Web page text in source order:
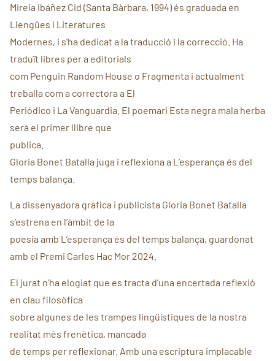
Mireia Ibáñez Cid (Santa Bàrbara, 1994) és graduada en
Llengües i Literatures
Modernes, i s’ha dedicat a la traducció i la correcció. Ha
traduït libres per a editorials
com Penguin Random House o Fragmenta i actualment
treballa com a correctora a El
Periódico i La Vanguardia. El poemari Esta negra mala herba
serà el primer llibre que
publica.
Gloria Bonet Batalla juga i reflexiona a L’esperança és del
temps balança.
La dissenyadora gràfica i publicista Gloria Bonet Batalla
s’estrena en l’àmbit de la
poesia amb L’esperança és del temps balança, guardonat
amb el Premi Carles Hac Mor 2024.
El jurat n’ha elogiat que es tracta d’una encertada reflexió
en clau filosòfica
sobre algunes de les trampes lingüístiques de la nostra
realitat més frenètica, mancada
de temps per reflexionar. Amb una escriptura implacable